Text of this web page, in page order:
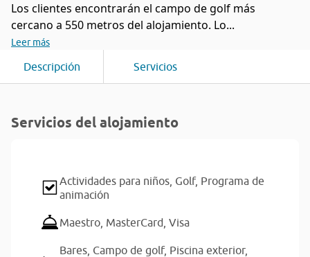
Los clientes encontrarán el campo de golf más
cercano a 550 metros del alojamiento. Lo...
Leer más
Descripción Servicios
Servicios del alojamiento
Actividades para niños, Golf, Programa de
animación
Maestro, MasterCard, Visa
Bares, Campo de golf, Piscina exterior,